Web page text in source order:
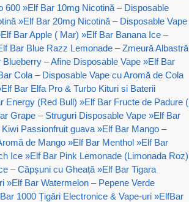
600 »Elf Bar 10mg Nicotină – Disposable
»Elf Bar 20mg Nicotină – Disposable Vape
Elf Bar Apple ( Mar) »Elf Bar Banana Ice –
Bar Blue Razz Lemonade – Zmeură Albastră
Blueberry – Afine Disposable Vape »Elf Bar
Cola – Disposable Vape cu Aromă de Cola
Elf Bar Elfa Pro & Turbo Kituri si Baterii
Energy (Red Bull) »Elf Bar Fructe de Padure (
Grape – Struguri Disposable Vape »Elf Bar
Kiwi Passionfruit guava »Elf Bar Mango –
de Mango »Elf Bar Menthol »Elf Bar
Ice »Elf Bar Pink Lemonade (Limonada Roz)
– Căpșuni cu Gheață »Elf Bar Tigara
»Elf Bar Watermelon – Pepene Verde
1000 Țigări Electronice & Vape-uri »ElfBar